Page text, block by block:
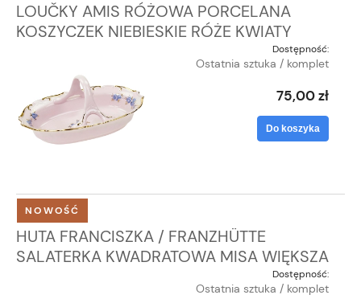
LOUČKY AMIS RÓŻOWA PORCELANA
KOSZYCZEK NIEBIESKIE RÓŻE KWIATY
Dostępność:
Ostatnia sztuka / komplet
75,00 zł
Do koszyka
HUTA FRANCISZKA / FRANZHÜTTE
SALATERKA KWADRATOWA MISA WIĘKSZA
Dostępność:
Ostatnia sztuka / komplet
NOWOŚĆ